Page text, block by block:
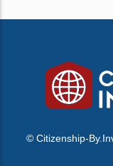
© Citizenship-